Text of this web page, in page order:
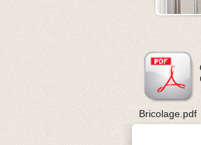
Bricolage.pdf